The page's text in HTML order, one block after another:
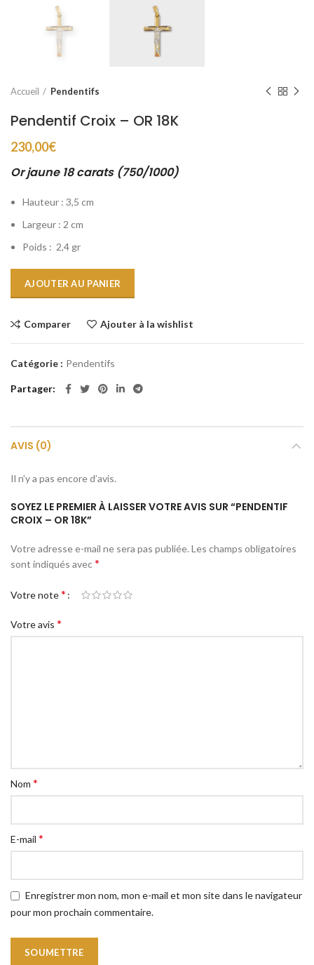
Accueil Pendentifs
Pendentif Croix – OR 18K
230,00€
Or jaune 18 carats (750/1000)
Hauteur : 3,5 cm
Largeur : 2 cm
Poids : 2,4 gr
AJOUTER AU PANIER
Comparer Ajouter à la wishlist
Catégorie : Pendentifs
Partager
AVIS (0)
Il n’y a pas encore d’avis.
SOYEZ LE PREMIER À LAISSER VOTRE AVIS SUR “PENDENTIF
CROIX – OR 18K”
Votre adresse e-mail ne sera pas publiée.Les champs obligatoires
sont indiqués avec*
Votre note*
Votre avis *
Nom *
E-mail *
Enregistrer mon nom, mon e-mail et mon site dans le navigateur
pour mon prochain commentaire.